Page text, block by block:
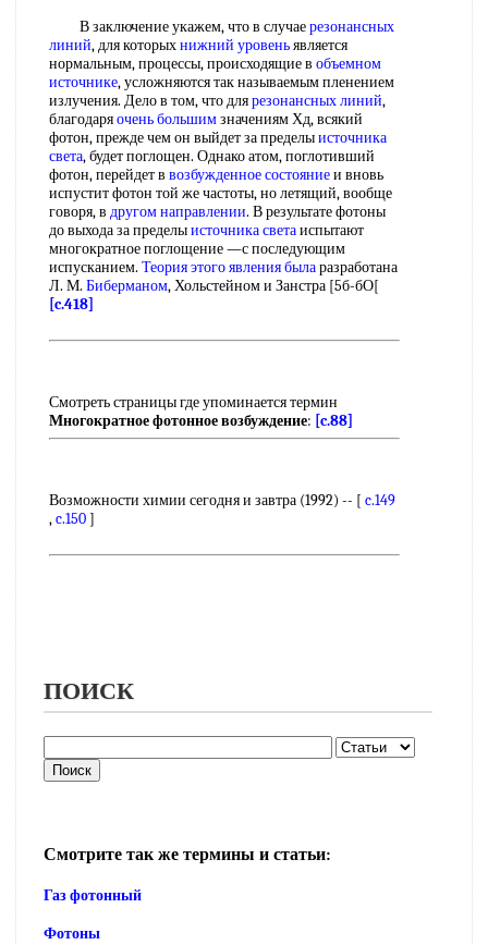
В заключение укажем, что в случаерезонансных
линий, для которыхнижний уровеньявляется
нормальным, процессы, происходящие в объемном
источнике, усложняются так называемым пленением
излучения. Дело в том, что длярезонансных линий,
благодаряочень большимзначениям Хд, всякий
фотон, прежде чем он выйдет за пределыисточника
света, будет поглощен. Однако атом, поглотивший
фотон, перейдет в возбужденное состояниеи вновь
испустит фотон той же частоты, но летящий, вообще
говоря, в другом направлении. В результате фотоны
до выхода за пределыисточника светаиспытают
многократное поглощение —с последующим
испусканием. Теория этого явлениябыларазработана
Л. М. Биберманом, Хольстейном и Занстра [5б-бО[
[c.418]
Смотреть страницы где упоминается термин
Многократное фотонное возбуждение: [c.88]
Возможности химии сегодня и завтра (1992) -- [ c.149
,c.150]
ПОИСК
Смотрите так же термины и статьи:
Газ фотонный
Фотоны